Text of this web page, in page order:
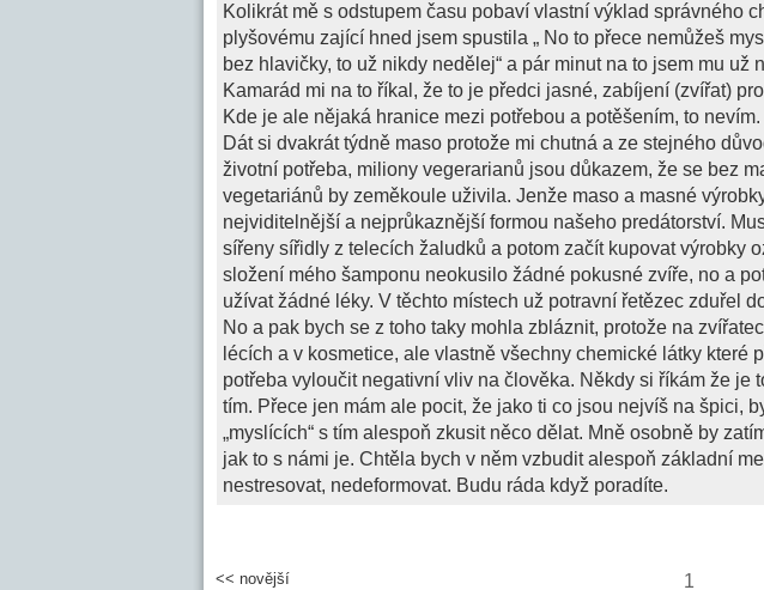
Kolikrát mě s odstupem času pobaví vlastní výklad správného
plyšovému zající hned jsem spustila „ No to přece nemůžeš
bez hlavičky, to už nikdy nedělej“ a pár minut na to jsem mu už
Kamarád mi na to říkal, že to je předci jasné, zabíjení (zvířat)
Kde je ale nějaká hranice mezi potřebou a potěšením, to nevím.
Dát si dvakrát týdně maso protože mi chutná a ze stejného
životní potřeba, miliony vegerarianů jsou důkazem, že se bez
vegetariánů by zeměkoule uživila. Jenže maso a masné
nejviditelnější a nejprůkaznější formou našeho predátorství.
sířeny sířidly z telecích žaludků a potom začít kupovat výrobky
složení mého šamponu neokusilo žádné pokusné zvíře, no a
užívat žádné léky. V těchto místech už potravní řetězec zduřel
No a pak bych se z toho taky mohla zbláznit, protože na
lécích a v kosmetice, ale vlastně všechny chemické látky které
potřeba vyloučit negativní vliv na člověka. Někdy si říkám že je
tím. Přece jen mám ale pocit, že jako ti co jsou nejvíš na špici,
„myslících“ s tím alespoň zkusit něco dělat. Mně osobně by
jak to s námi je. Chtěla bych v něm vzbudit alespoň základní
nestresovat, nedeformovat. Budu ráda když poradíte.
<< novější 1